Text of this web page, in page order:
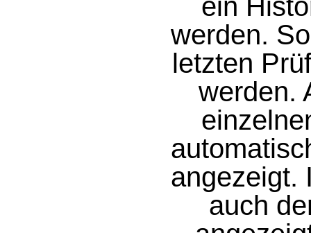
ein
werden.
letzten
werden.
angezeigt.
auch